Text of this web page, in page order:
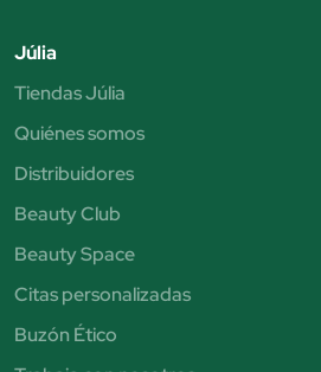
Júlia
Tiendas Júlia
Quiénes somos
Distribuidores
Beauty Club
Beauty Space
Citas personalizadas
Buzón Ético